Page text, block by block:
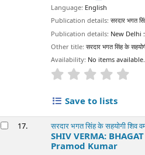
Language: English
Publication details:सरदार भगत
Publication details: New Delhi :
Other title:सरदार भगत सिंह के
Availability: No items available.
star rating
Save to lists
17. सरदार भगत सिंह के सहयोगी शिव
SHIV VERMA:
Pramod Kumar